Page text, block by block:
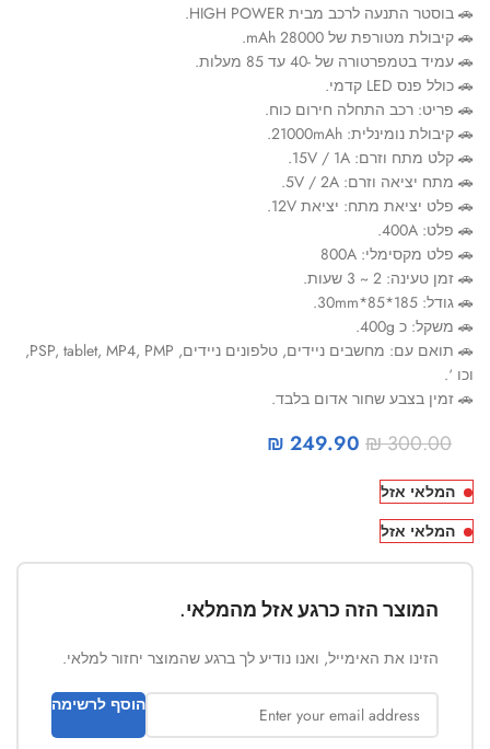
🚗 בוסטר התנעה לרכב מבית HIGH POWER.
🚗 קיבולת מטורפת של 28000 mAh.
🚗 עמיד בטמפרטורה של -40 עד 85 מעלות.
🚗 כולל פנס LED קדמי.
🚗 פריט: רכב התחלה חירום כוח.
🚗 קיבולת נומינלית: 21000mAh.
🚗 קלט מתח וזרם: 15V / 1A.
🚗 מתח יציאה וזרם: 5V / 2A.
🚗 פלט יציאת מתח: יציאת 12V.
🚗 פלט: 400A.
🚗 פלט מקסימלי: 800A
🚗 זמן טעינה: 2 ~ 3 שעות.
🚗 גודל: 185*85*30mm.
🚗 משקל: כ 400g.
🚗 תואם עם: מחשבים ניידים, טלפונים ניידים, PSP, tablet, MP4, PMP,
וכו ‘.
🚗 זמין בצבע שחור אדום בלבד.
₪300.00
₪ 249.90
המלאי אזל
המלאי אזל
המוצר הזה כרגע אזל מהמלאי.
הזינו את האימייל, ואנו נודיע לך ברגע שהמוצר יחזור למלאי.
הוסף לרשימה